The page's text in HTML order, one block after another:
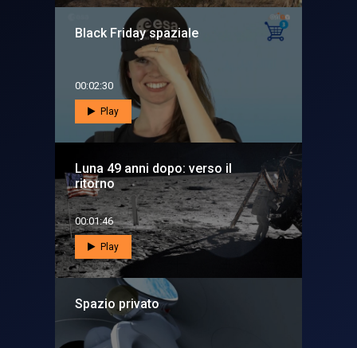
Black Friday spaziale
00:02:30
Play
Luna 49 anni dopo: verso il
ritorno
00:01:46
Play
Spazio privato